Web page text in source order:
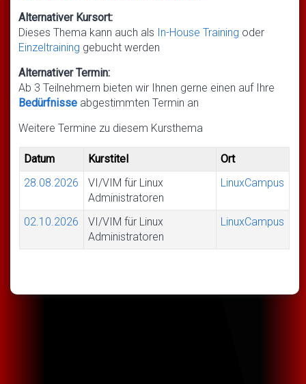
Alternativer Kursort:
Dieses Thema kann auch als In-House Training oder
Einzeltraining gebucht werden
Alternativer Termin:
Ab 3 Teilnehmern bieten wir Ihnen gerne einen auf Ihre
Bedürfnisse abgestimmten Termin an
Weitere Termine zu diesem Kursthema
Datum Kurstitel
Ort
28.08.2026
VI/VIM für Linux
Administratoren
LinuxCampus
02.10.2026
VI/VIM für Linux
Administratoren
LinuxCampus